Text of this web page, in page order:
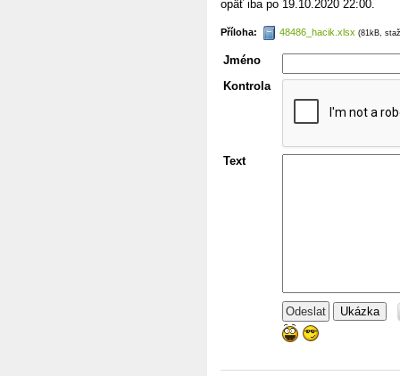
opäť iba po 19.10.2020 22:00.
Příloha: 48486_hacik.xlsx (81kB,
Jméno
Kontrola
Text
Ukázka